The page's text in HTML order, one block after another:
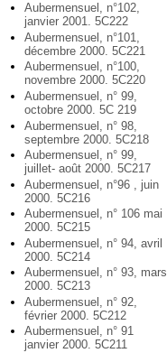
Aubermensuel, n°102,
janvier 2001. 5C222
Aubermensuel, n°101,
décembre 2000. 5C221
Aubermensuel, n°100,
novembre 2000. 5C220
Aubermensuel, n° 99,
octobre 2000. 5C 219
Aubermensuel, n° 98,
septembre 2000. 5C218
Aubermensuel, n° 99,
juillet- août 2000. 5C217
Aubermensuel, n°96 , juin
2000. 5C216
Aubermensuel, n° 106 mai
2000. 5C215
Aubermensuel, n° 94, avril
2000. 5C214
Aubermensuel, n° 93, mars
2000. 5C213
Aubermensuel, n° 92,
février 2000. 5C212
Aubermensuel, n° 91
janvier 2000. 5C211